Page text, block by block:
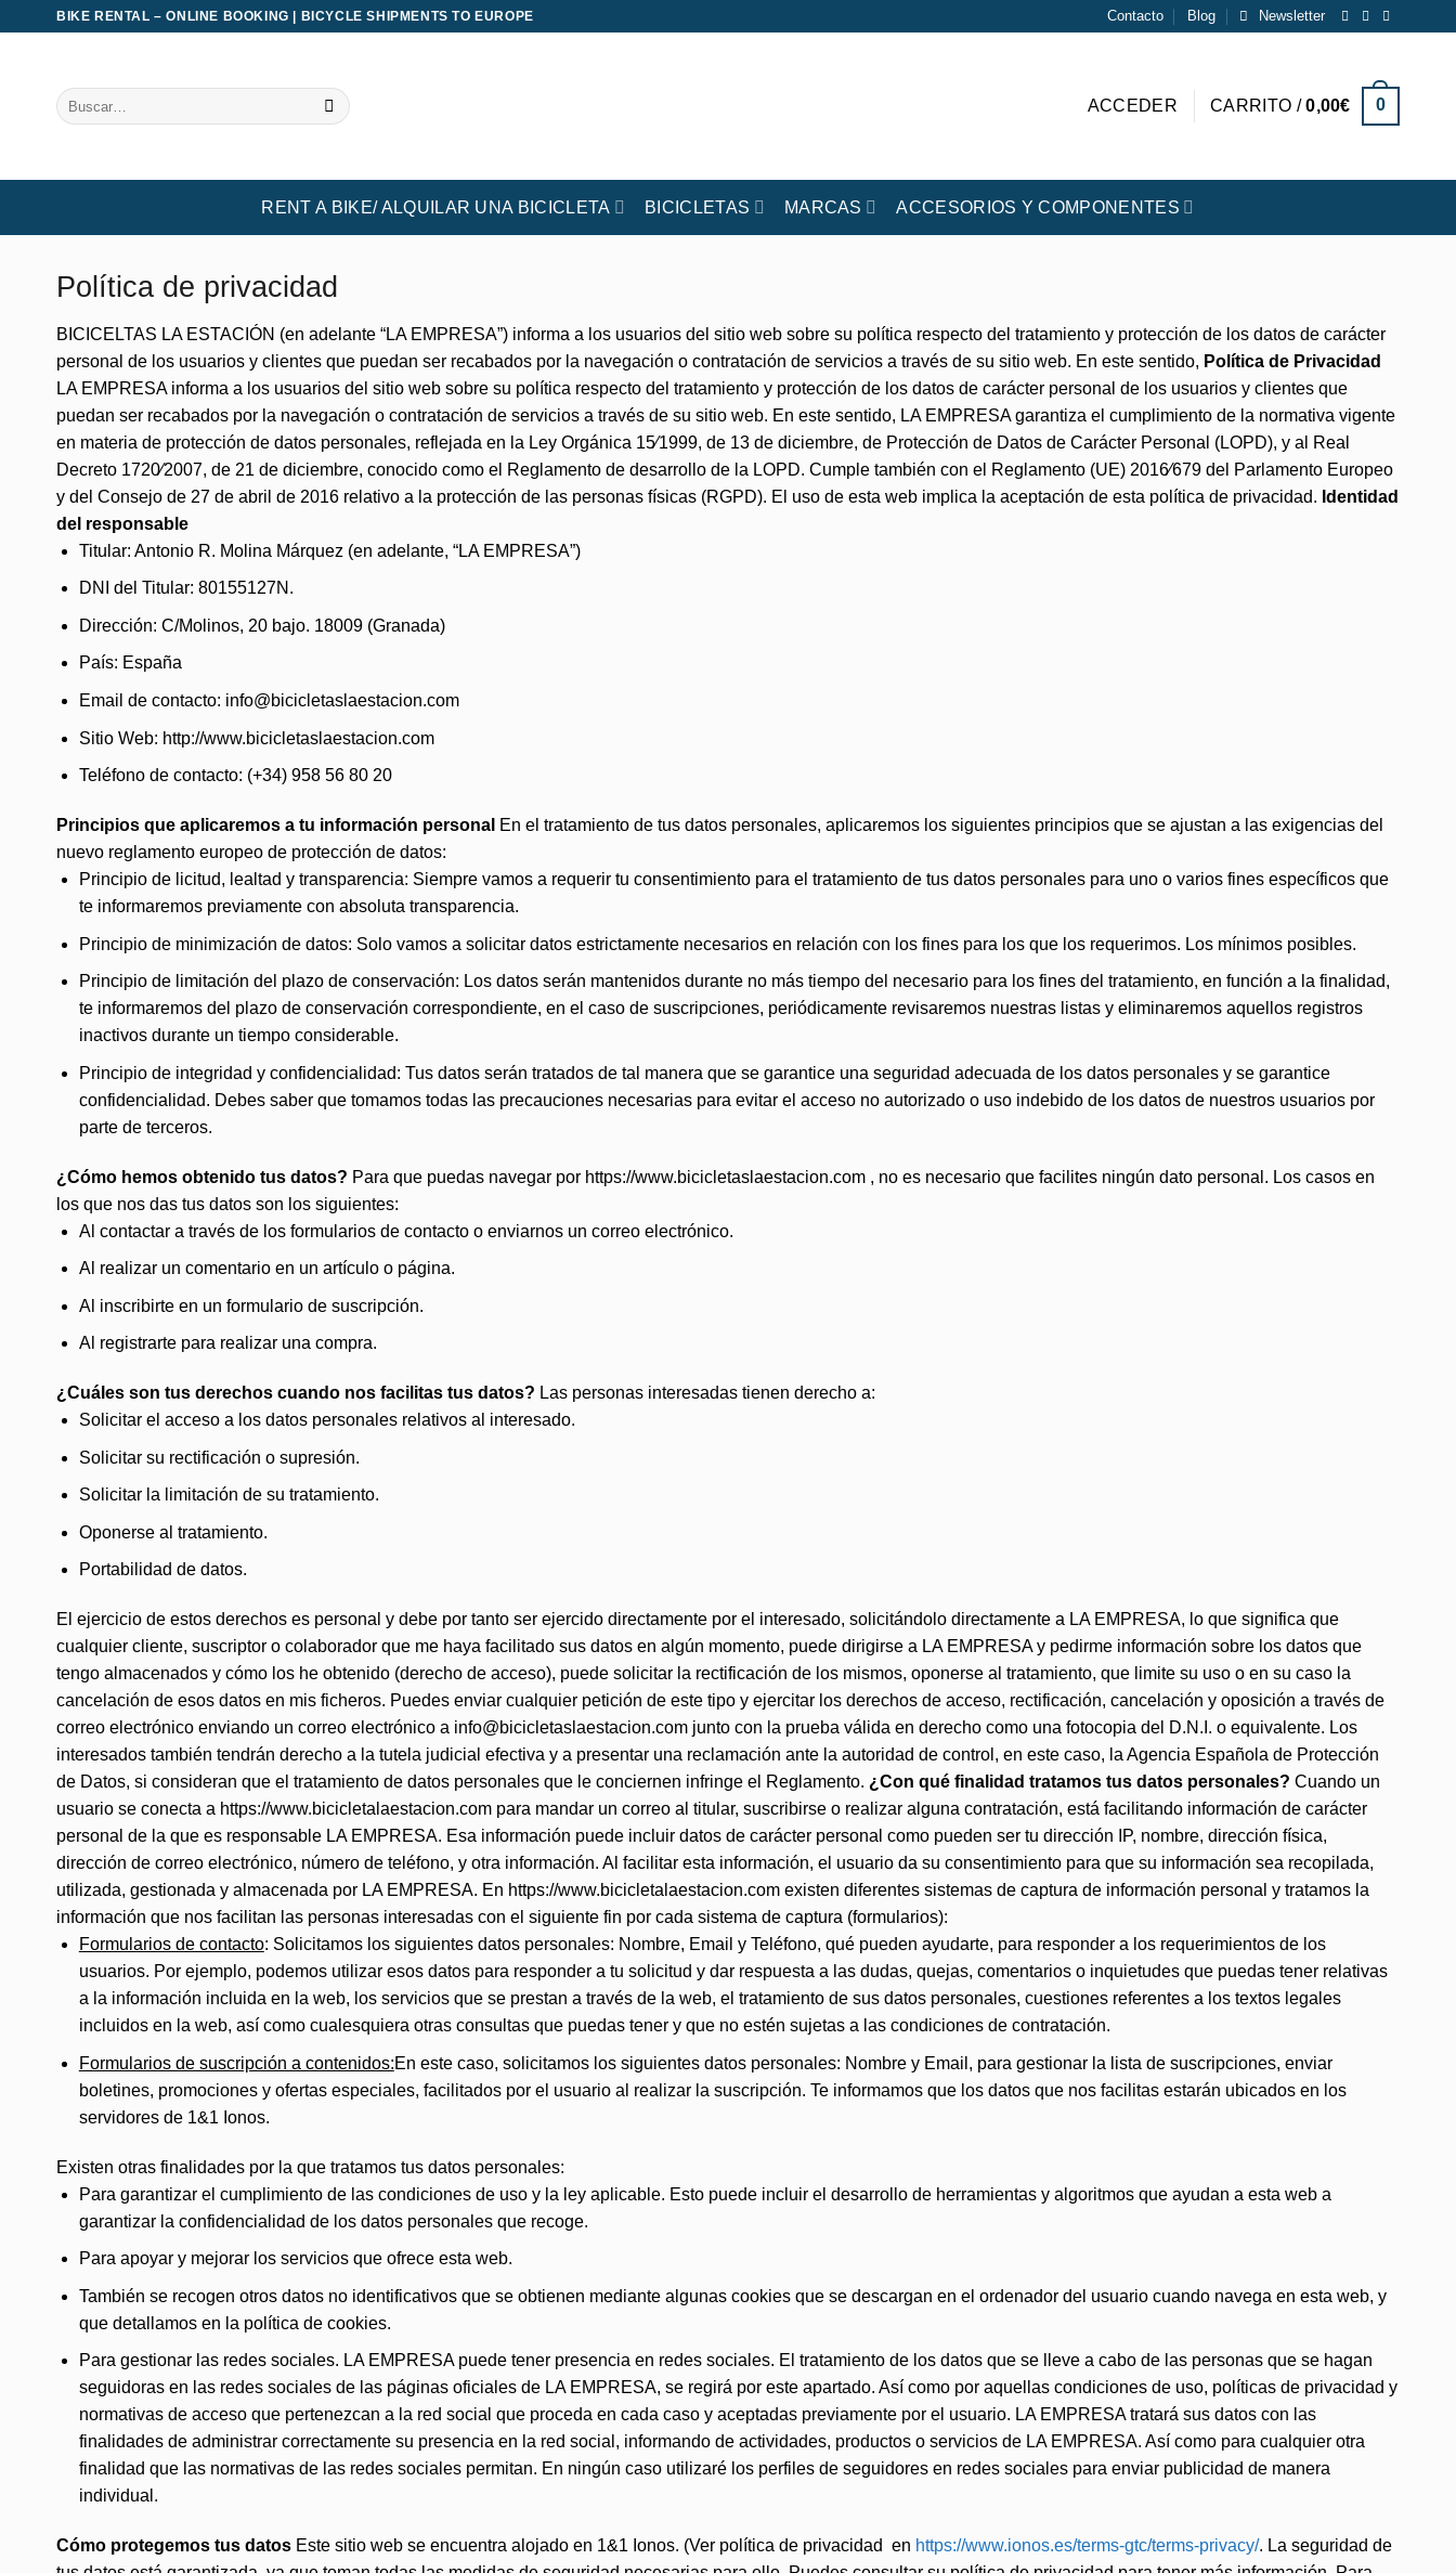
BIKE RENTAL – ONLINE BOOKING | BICYCLE SHIPMENTS TO EUROPE Contacto Blog Newsletter
Buscar
por:
ACCEDER CARRITO /0,00€ 0
RENT A BIKE/ ALQUILAR UNA BICICLETA BICICLETAS MARCAS ACCESORIOS Y COMPONENTES
Política de privacidad
BICICELTAS LA ESTACIÓN (en adelante “LA EMPRESA”) informa a los usuarios del sitio web sobre su política respecto del tratamiento y protección de los datos de carácter
personal de los usuarios y clientes que puedan ser recabados por la navegación o contratación de servicios a través de su sitio web. En este sentido, Política de Privacidad
LA EMPRESA informa a los usuarios del sitio web sobre su política respecto del tratamiento y protección de los datos de carácter personal de los usuarios y clientes que
puedan ser recabados por la navegación o contratación de servicios a través de su sitio web. En este sentido, LA EMPRESA garantiza el cumplimiento de la normativa vigente
en materia de protección de datos personales, reflejada en la Ley Orgánica 15⁄1999, de 13 de diciembre, de Protección de Datos de Carácter Personal (LOPD), y al Real
Decreto 1720⁄2007, de 21 de diciembre, conocido como el Reglamento de desarrollo de la LOPD. Cumple también con el Reglamento (UE) 2016⁄679 del Parlamento Europeo
y del Consejo de 27 de abril de 2016 relativo a la protección de las personas físicas (RGPD). El uso de esta web implica la aceptación de esta política de privacidad. Identidad
del responsable
Titular: Antonio R. Molina Márquez (en adelante, “LA EMPRESA”)
DNI del Titular: 80155127N.
Dirección: C/Molinos, 20 bajo. 18009 (Granada)
País: España
Email de contacto: info@bicicletaslaestacion.com
Sitio Web: http://www.bicicletaslaestacion.com
Teléfono de contacto: (+34) 958 56 80 20
Principios que aplicaremos a tu información personal En el tratamiento de tus datos personales, aplicaremos los siguientes principios que se ajustan a las exigencias del
nuevo reglamento europeo de protección de datos:
Principio de licitud, lealtad y transparencia: Siempre vamos a requerir tu consentimiento para el tratamiento de tus datos personales para uno o varios fines específicos que
te informaremos previamente con absoluta transparencia.
Principio de minimización de datos: Solo vamos a solicitar datos estrictamente necesarios en relación con los fines para los que los requerimos. Los mínimos posibles.
Principio de limitación del plazo de conservación: Los datos serán mantenidos durante no más tiempo del necesario para los fines del tratamiento, en función a la finalidad,
te informaremos del plazo de conservación correspondiente, en el caso de suscripciones, periódicamente revisaremos nuestras listas y eliminaremos aquellos registros
inactivos durante un tiempo considerable.
Principio de integridad y confidencialidad: Tus datos serán tratados de tal manera que se garantice una seguridad adecuada de los datos personales y se garantice
confidencialidad. Debes saber que tomamos todas las precauciones necesarias para evitar el acceso no autorizado o uso indebido de los datos de nuestros usuarios por
parte de terceros.
¿Cómo hemos obtenido tus datos? Para que puedas navegar por https://www.bicicletaslaestacion.com , no es necesario que facilites ningún dato personal. Los casos en
los que nos das tus datos son los siguientes:
Al contactar a través de los formularios de contacto o enviarnos un correo electrónico.
Al realizar un comentario en un artículo o página.
Al inscribirte en un formulario de suscripción.
Al registrarte para realizar una compra.
¿Cuáles son tus derechos cuando nos facilitas tus datos? Las personas interesadas tienen derecho a:
Solicitar el acceso a los datos personales relativos al interesado.
Solicitar su rectificación o supresión.
Solicitar la limitación de su tratamiento.
Oponerse al tratamiento.
Portabilidad de datos.
El ejercicio de estos derechos es personal y debe por tanto ser ejercido directamente por el interesado, solicitándolo directamente a LA EMPRESA, lo que significa que
cualquier cliente, suscriptor o colaborador que me haya facilitado sus datos en algún momento, puede dirigirse a LA EMPRESA y pedirme información sobre los datos que
tengo almacenados y cómo los he obtenido (derecho de acceso), puede solicitar la rectificación de los mismos, oponerse al tratamiento, que limite su uso o en su caso la
cancelación de esos datos en mis ficheros. Puedes enviar cualquier petición de este tipo y ejercitar los derechos de acceso, rectificación, cancelación y oposición a través de
correo electrónico enviando un correo electrónico a info@bicicletaslaestacion.com junto con la prueba válida en derecho como una fotocopia del D.N.I. o equivalente. Los
interesados también tendrán derecho a la tutela judicial efectiva y a presentar una reclamación ante la autoridad de control, en este caso, la Agencia Española de Protección
de Datos, si consideran que el tratamiento de datos personales que le conciernen infringe el Reglamento. ¿Con qué finalidad tratamos tus datos personales? Cuando un
usuario se conecta a https://www.bicicletalaestacion.com para mandar un correo al titular, suscribirse o realizar alguna contratación, está facilitando información de carácter
personal de la que es responsable LA EMPRESA. Esa información puede incluir datos de carácter personal como pueden ser tu dirección IP, nombre, dirección física,
dirección de correo electrónico, número de teléfono, y otra información. Al facilitar esta información, el usuario da su consentimiento para que su información sea recopilada,
utilizada, gestionada y almacenada por LA EMPRESA. En https://www.bicicletalaestacion.com existen diferentes sistemas de captura de información personal y tratamos la
información que nos facilitan las personas interesadas con el siguiente fin por cada sistema de captura (formularios):
Formularios de contacto: Solicitamos los siguientes datos personales: Nombre, Email y Teléfono, qué pueden ayudarte, para responder a los requerimientos de los
usuarios. Por ejemplo, podemos utilizar esos datos para responder a tu solicitud y dar respuesta a las dudas, quejas, comentarios o inquietudes que puedas tener relativas
a la información incluida en la web, los servicios que se prestan a través de la web, el tratamiento de sus datos personales, cuestiones referentes a los textos legales
incluidos en la web, así como cualesquiera otras consultas que puedas tener y que no estén sujetas a las condiciones de contratación.
Formularios de suscripción a contenidos:En este caso, solicitamos los siguientes datos personales: Nombre y Email, para gestionar la lista de suscripciones, enviar
boletines, promociones y ofertas especiales, facilitados por el usuario al realizar la suscripción. Te informamos que los datos que nos facilitas estarán ubicados en los
servidores de 1&1 Ionos.
Existen otras finalidades por la que tratamos tus datos personales:
Para garantizar el cumplimiento de las condiciones de uso y la ley aplicable. Esto puede incluir el desarrollo de herramientas y algoritmos que ayudan a esta web a
garantizar la confidencialidad de los datos personales que recoge.
Para apoyar y mejorar los servicios que ofrece esta web.
También se recogen otros datos no identificativos que se obtienen mediante algunas cookies que se descargan en el ordenador del usuario cuando navega en esta web, y
que detallamos en la política de cookies.
Para gestionar las redes sociales. LA EMPRESA puede tener presencia en redes sociales. El tratamiento de los datos que se lleve a cabo de las personas que se hagan
seguidoras en las redes sociales de las páginas oficiales de LA EMPRESA, se regirá por este apartado. Así como por aquellas condiciones de uso, políticas de privacidad y
normativas de acceso que pertenezcan a la red social que proceda en cada caso y aceptadas previamente por el usuario. LA EMPRESA tratará sus datos con las
finalidades de administrar correctamente su presencia en la red social, informando de actividades, productos o servicios de LA EMPRESA. Así como para cualquier otra
finalidad que las normativas de las redes sociales permitan. En ningún caso utilizaré los perfiles de seguidores en redes sociales para enviar publicidad de manera
individual.
Cómo protegemos tus datos Este sitio web se encuentra alojado en 1&1 Ionos. (Ver política de privacidad en https://www.ionos.es/terms-gtc/terms-privacy/. La seguridad de